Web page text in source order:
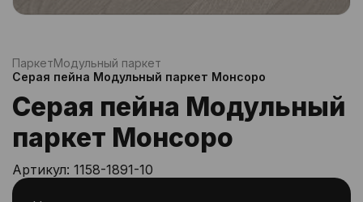
ПаркетМодульный паркет
Серая пейна Модульный паркет Монсоро
Серая пейна Модульный
паркет Монсоро
Артикул: 1158-1891-10